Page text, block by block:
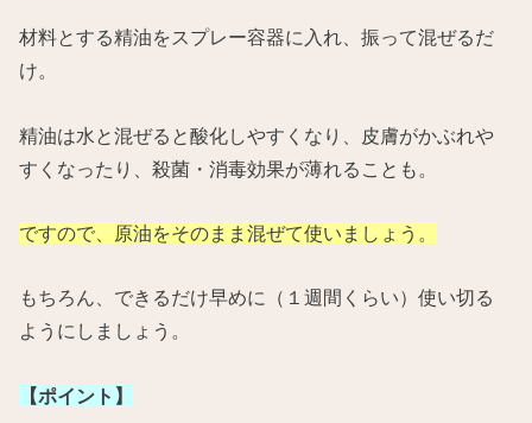
材料とする精油をスプレー容器に入れ、振って混ぜるだ
け。
精油は水と混ぜると酸化しやすくなり、皮膚がかぶれや
すくなったり、殺菌・消毒効果が薄れることも。
ですので、原油をそのまま混ぜて使いましょう。
もちろん、できるだけ早めに（１週間くらい）使い切る
ようにしましょう。
【ポイント】